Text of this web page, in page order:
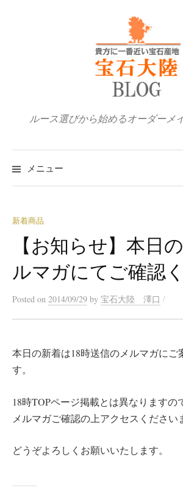
ルース選びから始めるオーダーメ
メニュー
新着商品
【お知らせ】本日
ルマガにてご確認
Posted on 2014/09/29 by 宝石大陸 澤口 /
本日の新着は18時送信のメルマガにご
す。
18時TOPページ掲載とは異なりますの
メルマガご確認の上アクセスください
どうぞよろしくお願いいたします。